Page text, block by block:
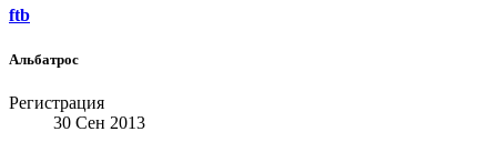
ftb
Альбатрос
Регистрация
30 Сен 2013